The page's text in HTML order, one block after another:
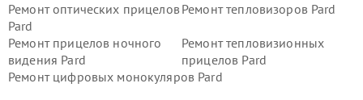
Ремонт оптических прицелов
Pard
Ремонт тепловизоров Pard
Ремонт прицелов ночного
видения Pard
Ремонт тепловизионных
прицелов Pard
Ремонт цифровых монокуляров Pard